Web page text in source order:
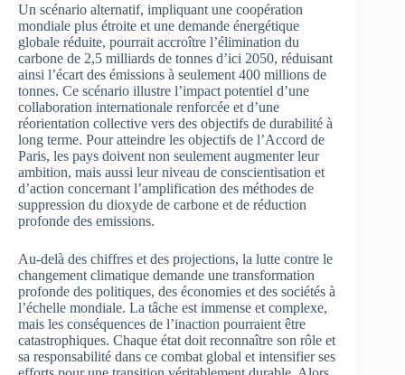
Un scénario alternatif, impliquant une coopération
mondiale plus étroite et une demande énergétique
globale réduite, pourrait accroître l’élimination du
carbone de 2,5 milliards de tonnes d’ici 2050, réduisant
ainsi l’écart des émissions à seulement 400 millions de
tonnes. Ce scénario illustre l’impact potentiel d’une
collaboration internationale renforcée et d’une
réorientation collective vers des objectifs de durabilité à
long terme. Pour atteindre les objectifs de l’Accord de
Paris, les pays doivent non seulement augmenter leur
ambition, mais aussi leur niveau de conscientisation et
d’action concernant l’amplification des méthodes de
suppression du dioxyde de carbone et de réduction
profonde des emissions.
Au-delà des chiffres et des projections, la lutte contre le
changement climatique demande une transformation
profonde des politiques, des économies et des sociétés à
l’échelle mondiale. La tâche est immense et complexe,
mais les conséquences de l’inaction pourraient être
catastrophiques. Chaque état doit reconnaître son rôle et
sa responsabilité dans ce combat global et intensifier ses